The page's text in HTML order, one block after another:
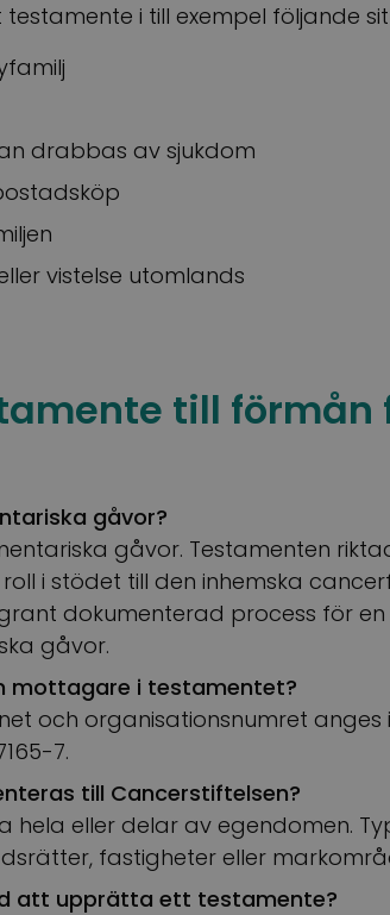
i till exempel följande
drabbas av sjukdom
vistelse utomlands
till förmån
gåvor?
gåvor. Testamenten
i stödet till den inhemska
dokumenterad process för
gåvor.
mottagare i testamentet?
och organisationsnumret anges
7.
till Cancerstiftelsen?
hela eller delar av egendomen.
fastigheter eller
att upprätta ett testamente?